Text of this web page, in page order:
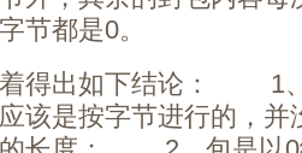
节都是0。
着得出如下结论： 1
该是按字节进行的，